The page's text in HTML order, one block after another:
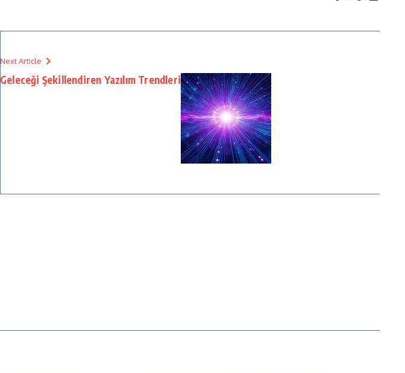
Next Article
Geleceği Şekillendiren Yazılım Trendleri